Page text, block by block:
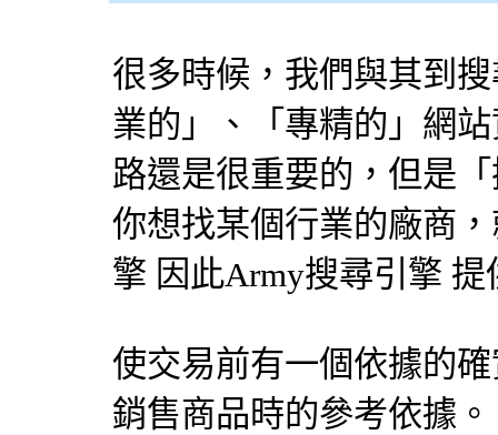
很多時候，我們與其到
業的」、「專精的」網
路還是很重要的，但是
你想找某個行業的廠商
擎 因此Army搜尋引擎 提
使交易前有一個依據的
銷售商品時的參考依據。